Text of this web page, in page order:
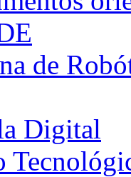
de
Digital